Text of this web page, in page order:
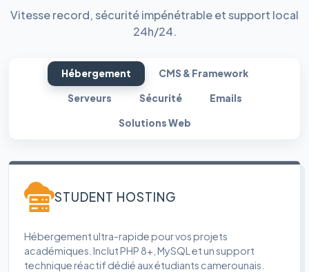
Vitesse record, sécurité impénétrable et support local
24h/24.
Hébergement CMS & Framework
Serveurs Sécurité Emails
Solutions Web
STUDENT HOSTING
Hébergement ultra-rapide pour vos projets
académiques. Inclut PHP 8+, MySQL et un support
technique réactif dédié aux étudiants camerounais.